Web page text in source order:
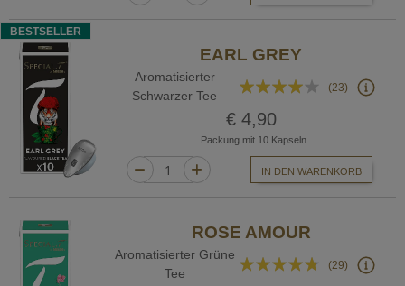
BESTSELLER
EARL GREY
Aromatisierter
Schwarzer Tee
Bewertung:
(23)
€ 4,90
Packung mit 10 Kapseln
IN DEN WARENKORB
ROSE AMOUR
Aromatisierter Grüne
Tee
Bewertung:
(29)